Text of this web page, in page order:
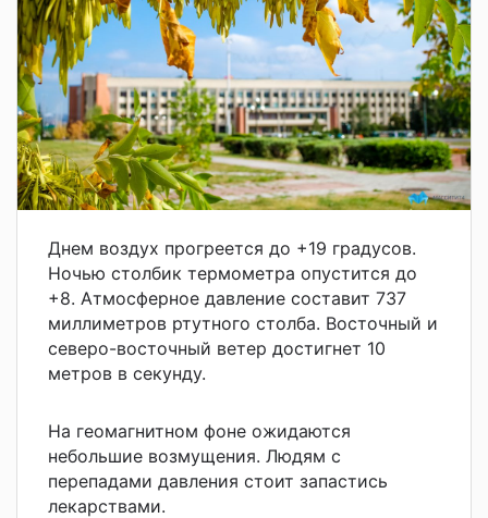
Днем воздух прогреется до +19 градусов.
Ночью столбик термометра опустится до
+8. Атмосферное давление составит 737
миллиметров ртутного столба. Восточный и
северо-восточный ветер достигнет 10
метров в секунду.
На геомагнитном фоне ожидаются
небольшие возмущения. Людям с
перепадами давления стоит запастись
лекарствами.